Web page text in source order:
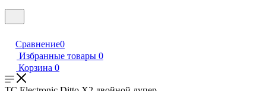
Сравнение0
Избранные товары 0
Корзина 0